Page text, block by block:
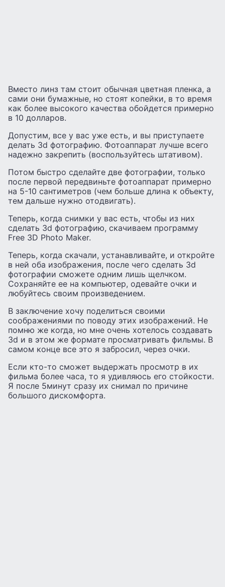
Вместо линз там стоит обычная цветная пленка, а
сами они бумажные, но стоят копейки, в то время
как более высокого качества обойдется примерно
в 10 долларов.
Допустим, все у вас уже есть, и вы приступаете
делать 3d фотографию. Фотоаппарат лучше всего
надежно закрепить (воспользуйтесь штативом).
Потом быстро сделайте две фотографии, только
после первой передвиньте фотоаппарат примерно
на 5-10 сантиметров (чем больше длина к объекту,
тем дальше нужно отодвигать).
Теперь, когда снимки у вас есть, чтобы из них
сделать 3d фотографию, скачиваем программу
Free 3D Photo Maker.
Теперь, когда скачали, устанавливайте, и откройте
в ней оба изображения, после чего сделать 3d
фотографии сможете одним лишь щелчком.
Сохраняйте ее на компьютер, одевайте очки и
любуйтесь своим произведением.
В заключение хочу поделиться своими
соображениями по поводу этих изображений. Не
помню же когда, но мне очень хотелось создавать
3d и в этом же формате просматривать фильмы. В
самом конце все это я забросил, через очки.
Если кто-то сможет выдержать просмотр в их
фильма более часа, то я удивляюсь его стойкости.
Я после 5минут сразу их снимал по причине
большого дискомфорта.